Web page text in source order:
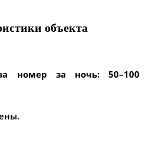
объекта
номер за ночь: 50–100